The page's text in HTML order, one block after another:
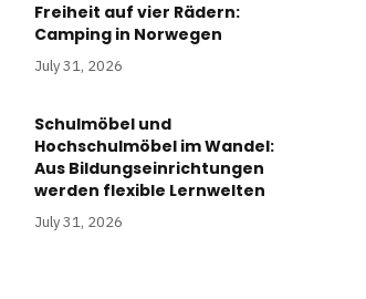
Freiheit auf vier Rädern:
Camping in Norwegen
July 31, 2026
Schulmöbel und
Hochschulmöbel im Wandel:
Aus Bildungseinrichtungen
werden flexible Lernwelten
July 31, 2026